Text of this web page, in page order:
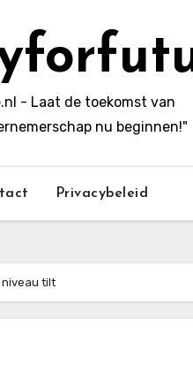
- Laat de toekomst van
nu beginnen!"
Privacybeleid
niveau tilt